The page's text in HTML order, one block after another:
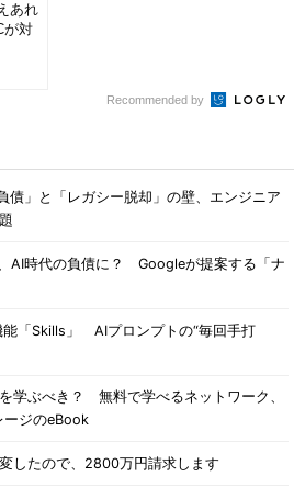
あれ
が対
Recommended by
債」と「レガシー脱却」の壁、エンジニア
AI時代の負債に？ Googleが提案する「ナ
「Skills」 AIプロンプトの“毎回手打
学ぶべき？ 無料で学べるネットワーク、
ージのeBook
したので、2800万円請求します